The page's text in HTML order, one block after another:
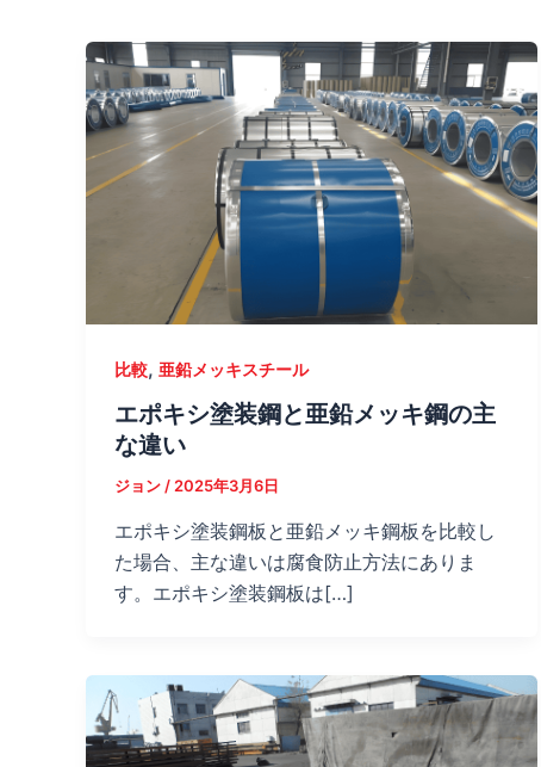
比較, 亜鉛メッキスチール
エポキシ塗装鋼と亜鉛メッキ鋼の主
な違い
ジョン/2025年3月6日
エポキシ塗装鋼板と亜鉛メッキ鋼板を比較し
た場合、主な違いは腐食防止方法にありま
す。エポキシ塗装鋼板は[…]